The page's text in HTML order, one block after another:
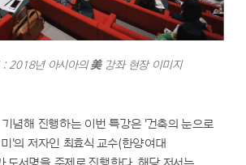
2018년 아시아의 美 강좌 현장 이미지
념해 진행하는 이번 특강은 '건축의 눈으로
'의 저자인 최효식 교수(한양여대